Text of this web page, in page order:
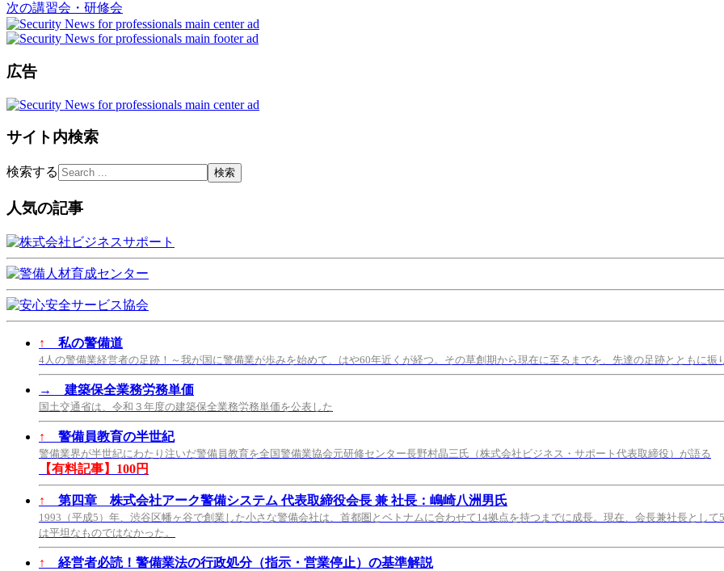
次の講習会・研修会
広告
サイト内検索
検索する
人気の記事
↑ 私の警備道
4人の警備業経営者の足跡！～我が国に警備業が歩みを始めて、はや60年近くが経つ。その草創期から現在に至るまでを、先達の足跡とともに振
→ 建築保全業務労務単価
国土交通省は、令和３年度の建築保全業務労務単価を公表した
↑ 警備員教育の半世紀
警備業界が半世紀にわたり注いだ警備員教育を全国警備業協会元研修センター長野村晶三氏（株式会社ビジネス・サポート代表取締役）が語る
【有料記事】100円
↑ 第四章 株式会社アーク警備システム 代表取締役会長 兼 社長：嶋崎八洲男氏
1993（平成5）年、渋谷区幡ヶ谷で創業した小さな警備会社は、首都圏とベトナムに合わせて14拠点を持つまでに成長。現在、会長兼社長とし
は平坦なものではなかった。
↑ 経営者必読！警備業法の行政処分（指示・営業停止）の基準解説